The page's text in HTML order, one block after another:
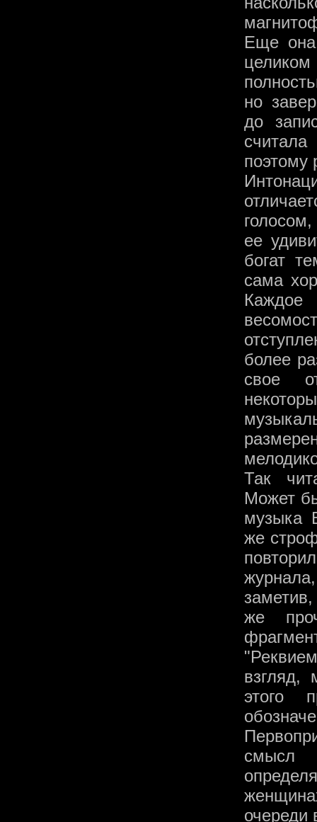
Еще
но
до
поэтому
ее
богат
сама
Каждое
более
свое
Так
Может
музыка
же
же
взгляд,
этого
смысл
очереди